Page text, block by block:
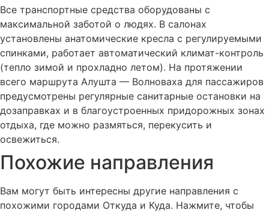
Все транспортные средства оборудованы с
максимальной заботой о людях. В салонах
установлены анатомические кресла с регулируемыми
спинками, работает автоматический климат-контроль
(тепло зимой и прохладно летом). На протяжении
всего маршрута Алушта — Волноваха для пассажиров
предусмотрены регулярные санитарные остановки на
дозаправках и в благоустроенных придорожных зонах
отдыха, где можно размяться, перекусить и
освежиться.
Похожие направления
Вам могут быть интересны другие направления с
похожими городами Откуда и Куда. Нажмите, чтобы